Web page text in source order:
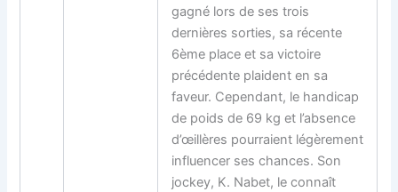
gagné lors de ses trois
dernières sorties, sa récente
6ème place et sa victoire
précédente plaident en sa
faveur. Cependant, le handicap
de poids de 69 kg et l’absence
d’œillères pourraient légèrement
influencer ses chances. Son
jockey, K. Nabet, le connaît